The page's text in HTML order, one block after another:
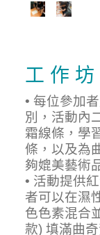
工 作 坊
• 每位參加
別，活動內
霜線條，學
條，以及為
夠媲美藝術
• 活動提供
者可以在濕
色色素混合
款) 填滿曲